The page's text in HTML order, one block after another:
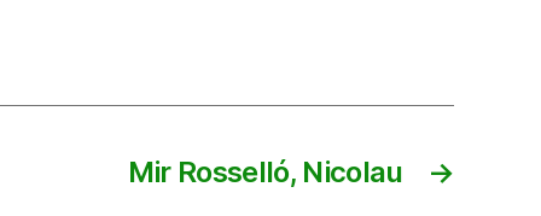
→
Mir Rosselló, Nicolau